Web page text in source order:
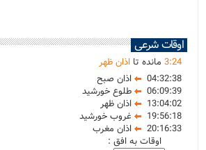
اوقات شرعی
3:24 مانده تااذان ظهر
04:32:38
اذان صبح
06:09:39
طلوع خورشید
13:04:02
اذان ظهر
19:56:18
غروب خورشید
20:16:33
اذان مغرب
اوقات به افق :